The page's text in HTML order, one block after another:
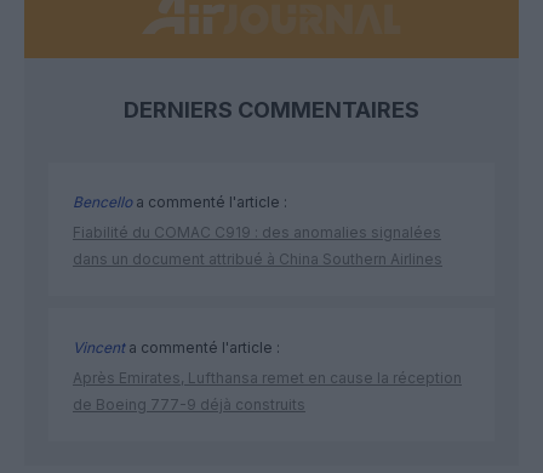
DERNIERS COMMENTAIRES
Bencelloa commenté l'article :
Fiabilité du COMAC C919 : des anomalies signalées
dans un document attribué à China Southern Airlines
Vincenta commenté l'article :
Après Emirates, Lufthansa remet en cause la réception
de Boeing 777-9 déjà construits